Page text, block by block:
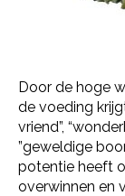
Door de hoge
de voeding
vriend”,
”geweldige
potentie heeft
overwinnen en